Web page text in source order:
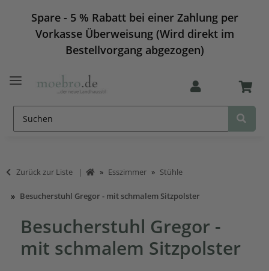
Spare - 5 % Rabatt bei einer Zahlung per
Vorkasse Überweisung (Wird direkt im
Bestellvorgang abgezogen)
Zurück zur Liste Esszimmer Stühle
Besucherstuhl Gregor - mit schmalem Sitzpolster
Besucherstuhl Gregor -
mit schmalem Sitzpolster